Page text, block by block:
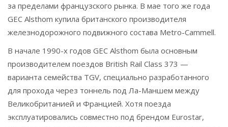
за пределами французского рынка. В мае того же года
GEC Alsthom купила британского производителя
железнодорожного подвижного состава Metro-Cammell.
В начале 1990-х годов GEC Alsthom была основным
производителем поездов British Rail Class 373 —
варианта семейства TGV, специально разработанного
для прохода через тоннель под Ла-Маншем между
Великобританией и Францией. Хотя поезда
эксплуатировались совместно под брендом Eurostar,